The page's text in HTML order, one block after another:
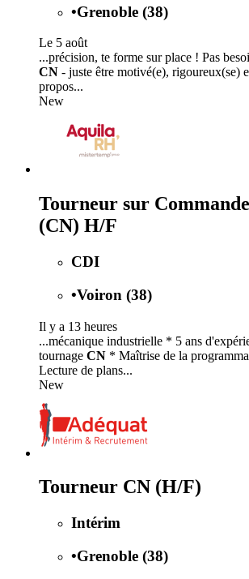
•Grenoble (38)
Le 5 août
...précision, te forme sur place ! Pas
CN - juste être motivé(e), rigoureux(se)
propos...
New
Tourneur sur
(CN) H/F
CDI
•Voiron (38)
Il y a 13 heures
...mécanique industrielle * 5 ans
tournage CN * Maîtrise de la
Lecture de plans...
New
Tourneur CN (H/F)
Intérim
•Grenoble (38)